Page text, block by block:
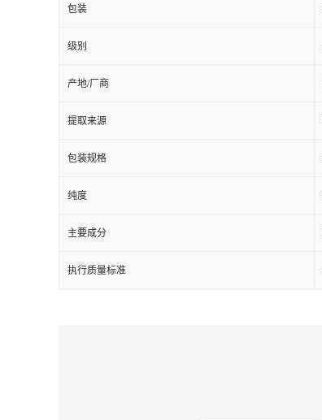
包装
级别
产地/厂商
提取来源
包装规格
纯度
主要成分
执行质量标准